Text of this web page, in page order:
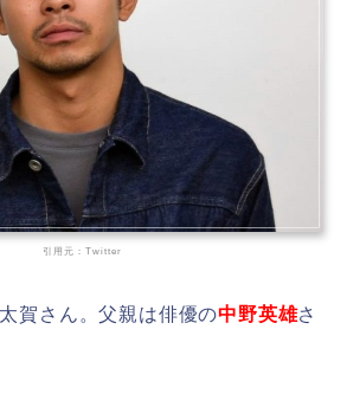
引用元：Twitter
賀さん。父親は俳優の中野英雄さ